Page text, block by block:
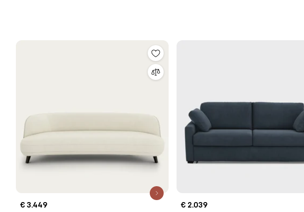
€ 3.449
€ 2.039